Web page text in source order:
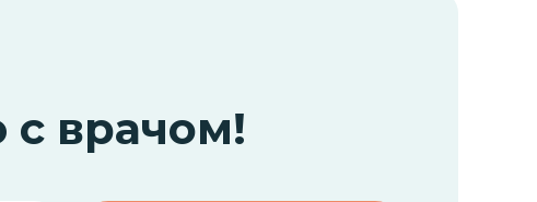
с врачом!